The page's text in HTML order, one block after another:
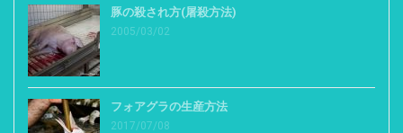
豚の殺され方(屠殺方法)
2005/03/02
フォアグラの生産方法
2017/07/08